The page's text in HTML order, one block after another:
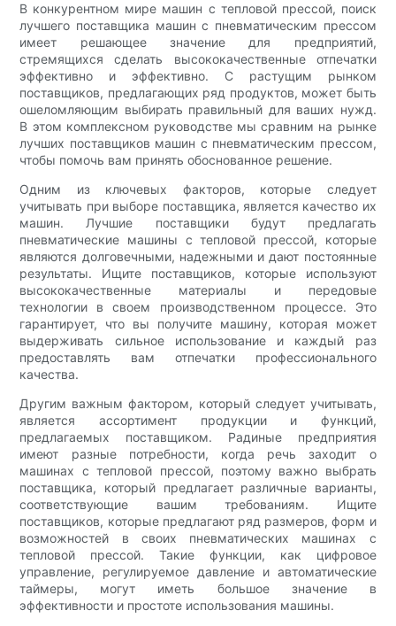
В конкурентном мире машин с тепловой прессой, поиск
лучшего поставщика машин с пневматическим прессом
имеет решающее значение для предприятий,
стремящихся сделать высококачественные отпечатки
эффективно и эффективно. С растущим рынком
поставщиков, предлагающих ряд продуктов, может быть
ошеломляющим выбирать правильный для ваших нужд.
В этом комплексном руководстве мы сравним на рынке
лучших поставщиков машин с пневматическим прессом,
чтобы помочь вам принять обоснованное решение.
Одним из ключевых факторов, которые следует
учитывать при выборе поставщика, является качество их
машин. Лучшие поставщики будут предлагать
пневматические машины с тепловой прессой, которые
являются долговечными, надежными и дают постоянные
результаты. Ищите поставщиков, которые используют
высококачественные материалы и передовые
технологии в своем производственном процессе. Это
гарантирует, что вы получите машину, которая может
выдерживать сильное использование и каждый раз
предоставлять вам отпечатки профессионального
качества.
Другим важным фактором, который следует учитывать,
является ассортимент продукции и функций,
предлагаемых поставщиком. Радиные предприятия
имеют разные потребности, когда речь заходит о
машинах с тепловой прессой, поэтому важно выбрать
поставщика, который предлагает различные варианты,
соответствующие вашим требованиям. Ищите
поставщиков, которые предлагают ряд размеров, форм и
возможностей в своих пневматических машинах с
тепловой прессой. Такие функции, как цифровое
управление, регулируемое давление и автоматические
таймеры, могут иметь большое значение в
эффективности и простоте использования машины.